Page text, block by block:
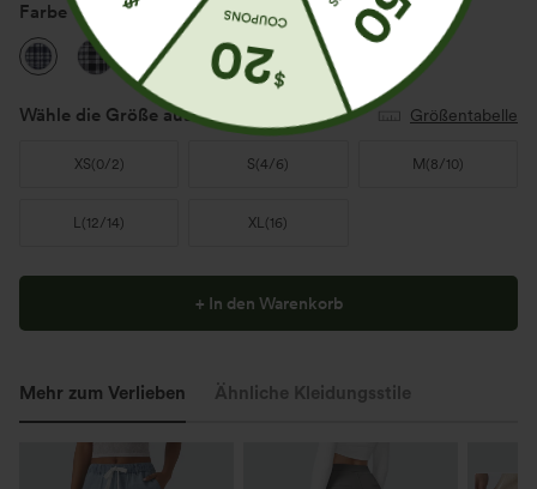
Farbe Mist Night Weave Plaid
Wähle die Größe aus(US) Größentabelle
XS(0/2) S(4/6) M (8/10)
L(12/14) XL(16)
+ In den Warenkorb
Mehr zum Verlieben Ähnliche Kleidungsstile